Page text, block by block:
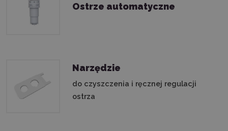
Ostrze automatyczne
Narzędzie
do czyszczenia i ręcznej regulacji
ostrza